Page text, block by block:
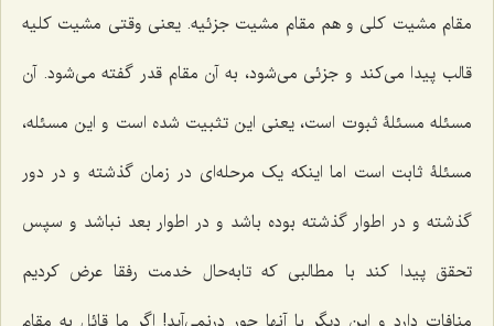
مقام مشیت کلی و هم مقام مشیت جزئیه. یعنی وقتی مشیت کلیه
قالب پیدا می‌کند و جزئی می‌شود، به آن مقام قدر گفته می‌شود. آن
مسئله مسئلۀ ثبوت است، یعنی این تثبیت شده است و این مسئله،
مسئلۀ ثابت است اما اینکه یک مرحله‌ای در زمان گذشته و در دور
گذشته و در اطوار گذشته بوده باشد و در اطوار بعد نباشد و سپس
تحقق پیدا کند با مطالبی که تابه‌حال خدمت رفقا عرض کردیم